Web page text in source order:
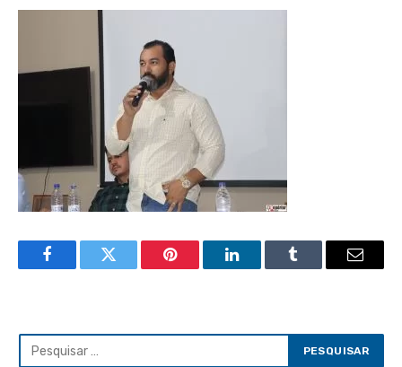
FacebookTwitter Pinterest LinkedInTumblr Email